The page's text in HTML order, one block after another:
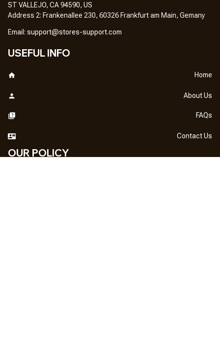
ST VALLEJO, CA 94590, US
Address 2: Frankenallee 230, 60326 Frankfurt am Main, Gemany
Email: support@stores-support.com
USEFUL INFO
Home
About Us
FAQs
Contact Us
OUR POLICY